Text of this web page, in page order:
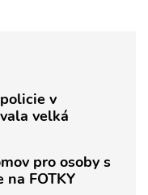
v
velká
pro osoby s
FOTKY